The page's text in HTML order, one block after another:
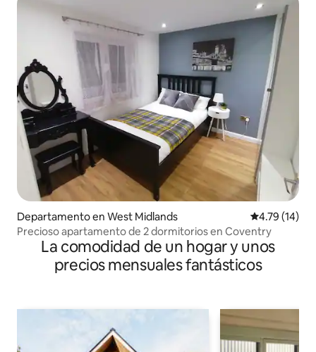
Departamento en West Midlands Calificación
4.79 (14)
Precioso apartamento de 2 dormitorios en Coventry
La comodidad de un hogar y unos
precios mensuales fantásticos